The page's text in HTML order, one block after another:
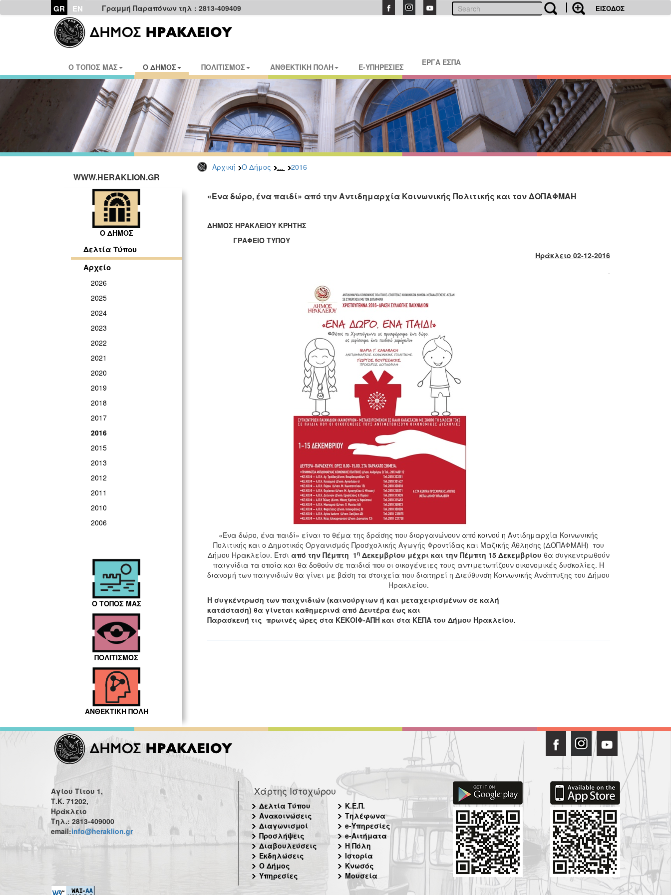
GR EN Γραμμή Παραπόνων τηλ : 2813-409409 ΕΙΣΟΔΟΣ
Ο ΤΟΠΟΣ ΜΑΣ Ο ΔΗΜΟΣ ΠΟΛΙΤΙΣΜΟΣ ΑΝΘΕΚΤΙΚΗ ΠΟΛΗ E-ΥΠΗΡΕΣΙΕΣ ΕΡΓΑ ΕΣΠΑ
Αρχική Ο Δήμος ... 2016
WWW.HERAKLION.GR
Ο ΔΗΜΟΣ
Δελτία Τύπου
Αρχείο
2026
2025
2024
2023
2022
2021
2020
2019
2018
2017
2016
2015
2013
2012
2011
2010
2006
Ο ΤΟΠΟΣ ΜΑΣ
ΠΟΛΙΤΙΣΜΟΣ
ΑΝΘΕΚΤΙΚΗ ΠΟΛΗ
«Ένα δώρο, ένα παιδί» από την Αντιδημαρχία Κοινωνικής Πολιτικής και τον ΔΟΠΑΦΜΑΗ
ΔΗΜΟΣ ΗΡΑΚΛΕΙΟΥ ΚΡΗΤΗΣ
ΓΡΑΦΕΙΟ ΤΥΠΟΥ
Ηράκλειο 02-12-2016
«Ένα δώρο, ένα παιδί» είναι το θέμα της δράσης που διοργανώνουν από κοινού η Αντιδημαρχία Κοινωνικής
Πολιτικής και ο Δημοτικός Οργανισμός Προσχολικής Αγωγής Φροντίδας και Μαζικής Άθλησης (ΔΟΠΑΦΜΑΗ) του
Δήμου Ηρακλείου. Έτσι από την Πέμπτη 1ηΔεκεμβρίου μέχρι και την Πέμπτη 15 Δεκεμβρίου θα συγκεντρωθούν
παιγνίδια τα οποία και θα δοθούν σε παιδιά που οι οικογένειες τους αντιμετωπίζουν οικονομικές δυσκολίες. Η
διανομή των παιγνιδιών θα γίνει με βάση τα στοιχεία που διατηρεί η Διεύθυνση Κοινωνικής Ανάπτυξης του Δήμου
Ηρακλείου.
Η συγκέντρωση των παιχνιδιών (καινούργιων ή και μεταχειρισμένων σε καλή
κατάσταση) θα γίνεται καθημερινά από Δευτέρα έως και
Παρασκευή τις πρωινές ώρες στα ΚΕΚΟΙΦ-ΑΠΗ και στα ΚΕΠΑ του Δήμου Ηρακλείου.
Αγίου Τίτου 1,
Τ.Κ. 71202,
Ηράκλειο
Τηλ.: 2813-409000
email:info@heraklion.gr
Χάρτης Ιστοχώρου
Δελτία Τύπου
Ανακοινώσεις
Διαγωνισμοί
Προσλήψεις
Διαβουλεύσεις
Εκδηλώσεις
Ο Δήμος
Υπηρεσίες
Κ.Ε.Π.
Τηλέφωνα
e-Υπηρεσίες
e-Αιτήματα
Η Πόλη
Ιστορία
Κνωσός
Μουσεία